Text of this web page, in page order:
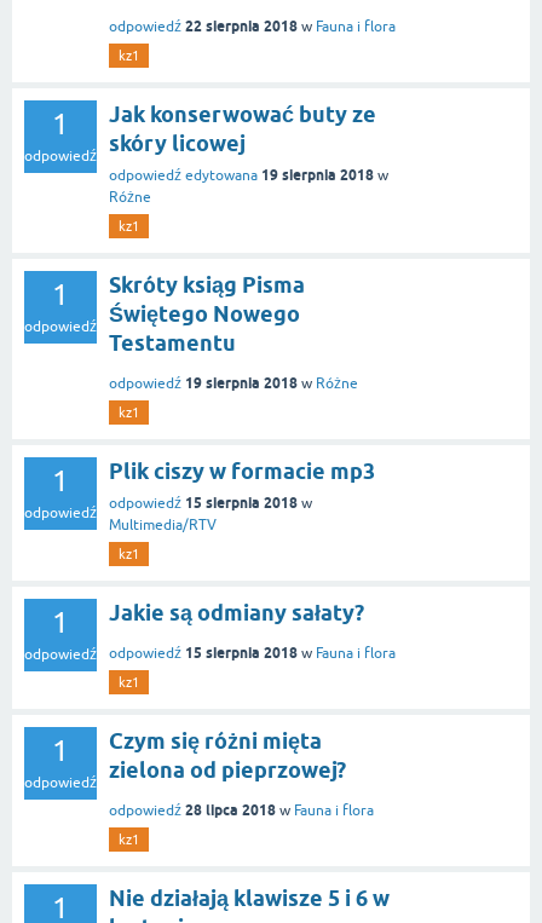
odpowiedź 22 sierpnia 2018 w Fauna i flora
kz1
1
odpowiedź
Jak konserwować buty ze
skóry licowej
odpowiedź edytowana 19 sierpnia 2018 w
Różne
kz1
1
odpowiedź
Skróty ksiąg Pisma
Świętego Nowego
Testamentu
odpowiedź 19 sierpnia 2018 w Różne
kz1
1
odpowiedź
Plik ciszy w formacie mp3
odpowiedź 15 sierpnia 2018 w
Multimedia/RTV
kz1
1
odpowiedź
Jakie są odmiany sałaty?
odpowiedź 15 sierpnia 2018 w Fauna i flora
kz1
1
odpowiedź
Czym się różni mięta
zielona od pieprzowej?
odpowiedź 28 lipca 2018 w Fauna i flora
kz1
1
Nie działają klawisze 5 i 6 w